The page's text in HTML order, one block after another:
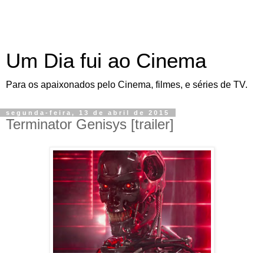
Um Dia fui ao Cinema
Para os apaixonados pelo Cinema, filmes, e séries de TV.
segunda-feira, 13 de abril de 2015
Terminator Genisys [trailer]